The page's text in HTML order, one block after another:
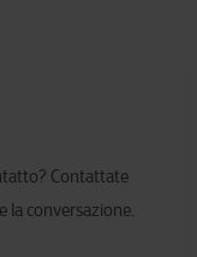
Contattate
la conversazione.